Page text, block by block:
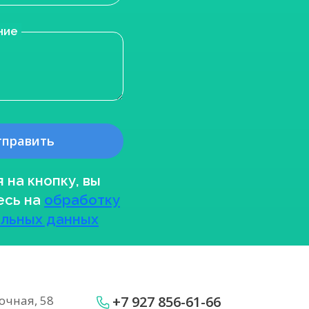
кнопку, вы
на обработку
данных
58 +7 927 856-61-66